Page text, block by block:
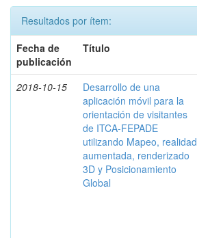
Resultados por ítem:
Fecha de
publicación
Título
2018-10-15
Desarrollo de una
aplicación móvil para la
orientación de visitantes
de ITCA-FEPADE
utilizando Mapeo, realidad
aumentada, renderizado
3D y Posicionamiento
Global